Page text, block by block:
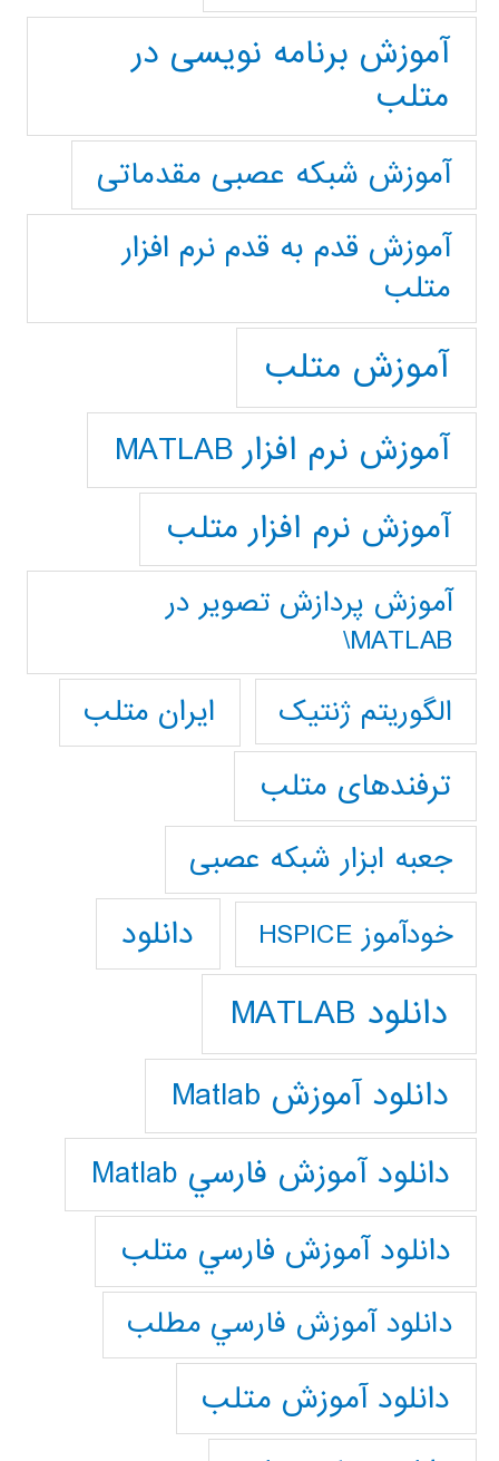
آموزش برنامه نویسی در
متلب
آموزش شبکه عصبی مقدماتی
آموزش قدم به قدم نرم افزار
متلب
آموزش متلب
آموزش نرم افزار MATLAB
آموزش نرم افزار متلب
آموزش پردازش تصوير در
MATLAB\
الگوریتم ژنتیک
ایران متلب
ترفندهای متلب
جعبه ابزار شبکه عصبی
خودآموز HSPICE دانلود
دانلود MATLAB
دانلود آموزش Matlab
دانلود آموزش فارسي Matlab
دانلود آموزش فارسي متلب
دانلود آموزش فارسي مطلب
دانلود آموزش متلب